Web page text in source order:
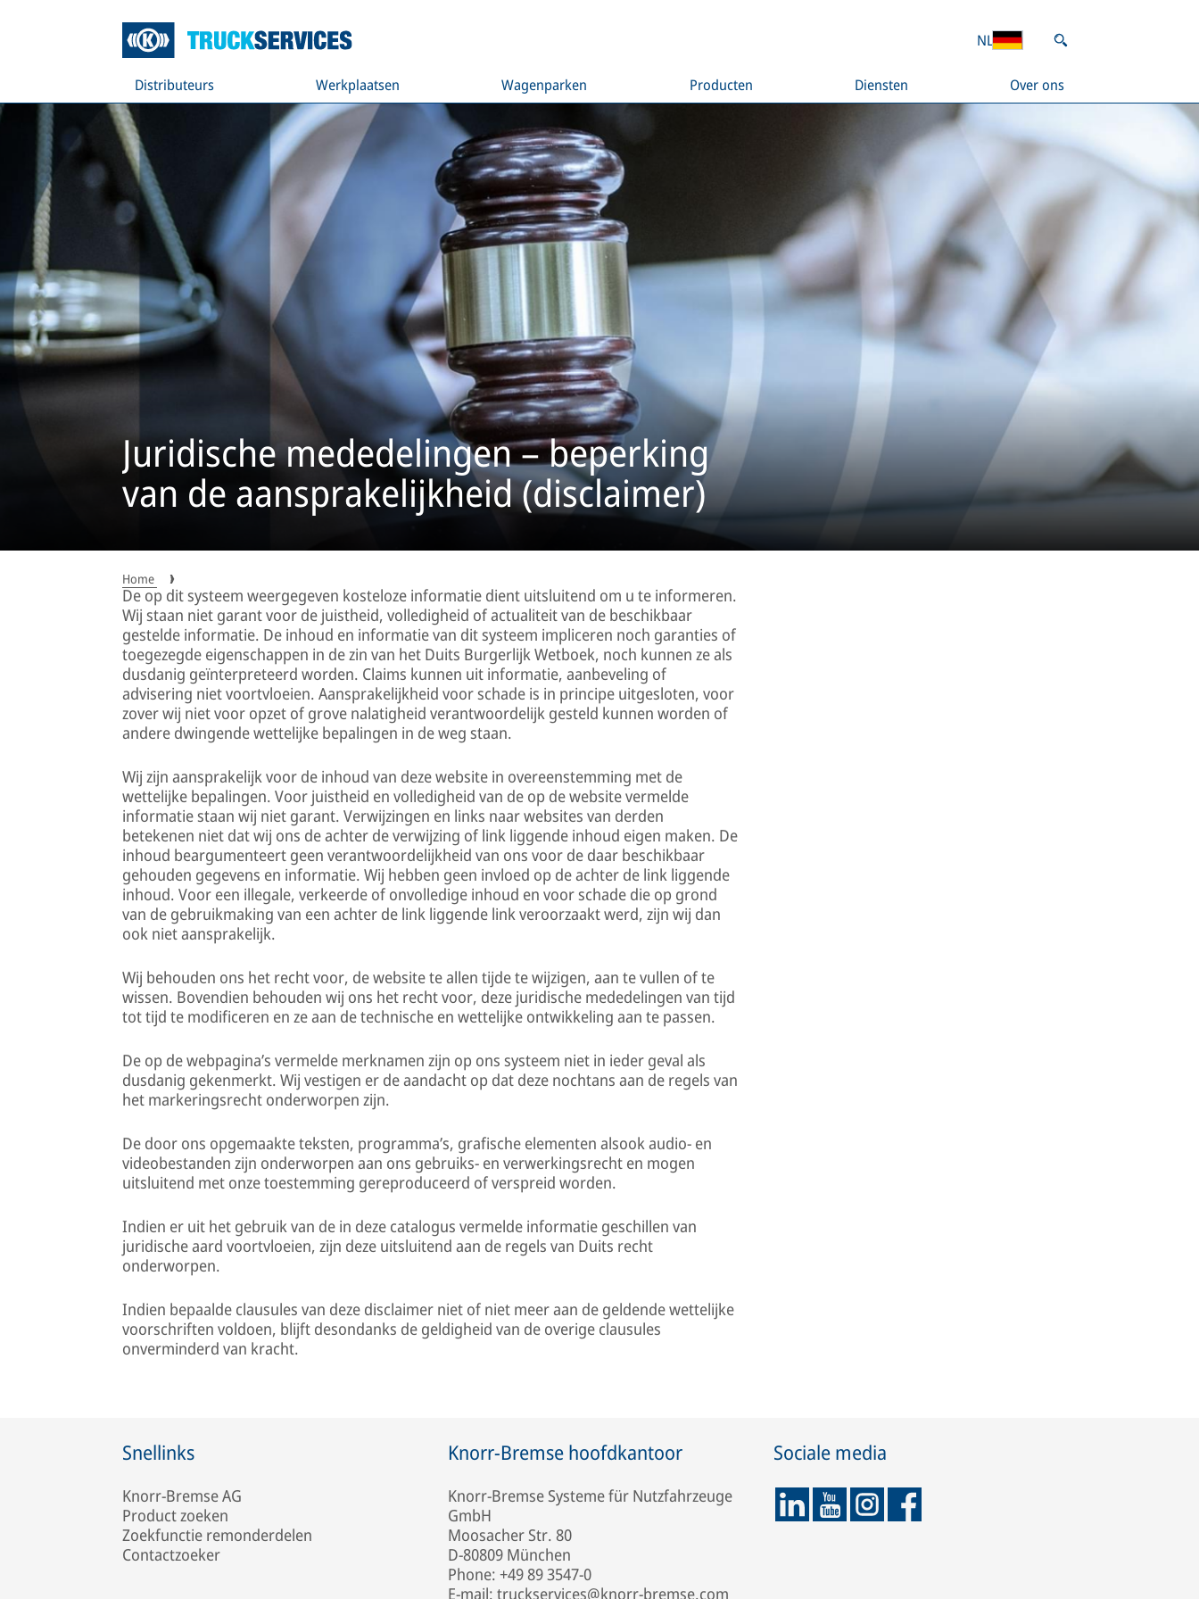
Distributeurs Werkplaatsen Wagenparken Producten Diensten Over ons
NL
Juridische mededelingen – beperking
van de aansprakelijkheid (disclaimer)
Home
De op dit systeem weergegeven kosteloze informatie dient uitsluitend om u te informeren.
Wij staan niet garant voor de juistheid, volledigheid of actualiteit van de beschikbaar
gestelde informatie. De inhoud en informatie van dit systeem impliceren noch garanties of
toegezegde eigenschappen in de zin van het Duits Burgerlijk Wetboek, noch kunnen ze als
dusdanig geïnterpreteerd worden. Claims kunnen uit informatie, aanbeveling of
advisering niet voortvloeien. Aansprakelijkheid voor schade is in principe uitgesloten, voor
zover wij niet voor opzet of grove nalatigheid verantwoordelijk gesteld kunnen worden of
andere dwingende wettelijke bepalingen in de weg staan.
Wij zijn aansprakelijk voor de inhoud van deze website in overeenstemming met de
wettelijke bepalingen. Voor juistheid en volledigheid van de op de website vermelde
informatie staan wij niet garant. Verwijzingen en links naar websites van derden
betekenen niet dat wij ons de achter de verwijzing of link liggende inhoud eigen maken. De
inhoud beargumenteert geen verantwoordelijkheid van ons voor de daar beschikbaar
gehouden gegevens en informatie. Wij hebben geen invloed op de achter de link liggende
inhoud. Voor een illegale, verkeerde of onvolledige inhoud en voor schade die op grond
van de gebruikmaking van een achter de link liggende link veroorzaakt werd, zijn wij dan
ook niet aansprakelijk.
Wij behouden ons het recht voor, de website te allen tijde te wijzigen, aan te vullen of te
wissen. Bovendien behouden wij ons het recht voor, deze juridische mededelingen van tijd
tot tijd te modificeren en ze aan de technische en wettelijke ontwikkeling aan te passen.
De op de webpagina’s vermelde merknamen zijn op ons systeem niet in ieder geval als
dusdanig gekenmerkt. Wij vestigen er de aandacht op dat deze nochtans aan de regels van
het markeringsrecht onderworpen zijn.
De door ons opgemaakte teksten, programma’s, grafische elementen alsook audio- en
videobestanden zijn onderworpen aan ons gebruiks- en verwerkingsrecht en mogen
uitsluitend met onze toestemming gereproduceerd of verspreid worden.
Indien er uit het gebruik van de in deze catalogus vermelde informatie geschillen van
juridische aard voortvloeien, zijn deze uitsluitend aan de regels van Duits recht
onderworpen.
Indien bepaalde clausules van deze disclaimer niet of niet meer aan de geldende wettelijke
voorschriften voldoen, blijft desondanks de geldigheid van de overige clausules
onverminderd van kracht.
Snellinks
Knorr-Bremse AG
Product zoeken
Zoekfunctie remonderdelen
Contactzoeker
Knorr-Bremse hoofdkantoor
Knorr-Bremse Systeme für Nutzfahrzeuge
GmbH
Moosacher Str. 80
D-80809 München
Phone: +49 89 3547-0
E-mail: truckservices@knorr-bremse.com
Sociale media